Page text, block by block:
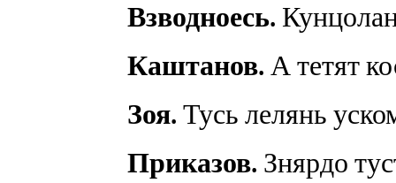
Взводноесь.
Каштанов. А тетят
Зоя. Тусь лелянь
Приказов. Знярдо